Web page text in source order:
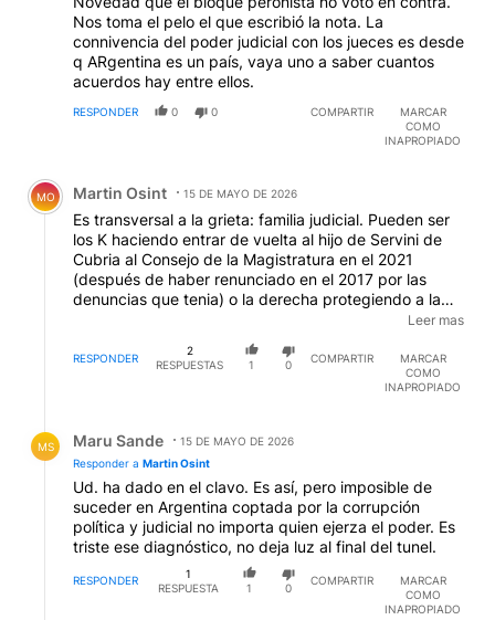
Nos toma el pelo el que escribió la nota. La
connivencia del poder judicial con los jueces es desde
q ARgentina es un país, vaya uno a saber cuantos
acuerdos hay entre ellos.
RESPONDER 0 0 COMPARTIR
MARCAR
COMO
INAPROPIADO
Comentario de Martin Osint.
MO Martin Osint 15 DE MAYO DE 2026
Es transversal a la grieta: familia judicial. Pueden ser
los K haciendo entrar de vuelta al hijo de Servini de
Cubria al Consejo de la Magistratura en el 2021
(después de haber renunciado en el 2017 por las
denuncias que tenia) o la derecha protegiendo a la
pymes familiar judicial de los Mahiques. Aquí el
sistema es presuntamente meritocrático con
examenes a cargo de un Consejo de Magistratura
integrado por los estamentos que hacen a la vida
única forma de solución que veo sería una reforma
constitucional que establezca un sistema mixto:
examen por parte del Consejo de la Magistratura con
ternas de jueces propuestos y que luego los
ciudadanos elijamos 1 de la terna ,con posibilidad de
destitución popular por referendo ("recall") si no
cumple con sus funciones (idém California). Como
nadie prevee tal mecanismo es de esperar que se
sigan dando estas cosas gobierne quien gobierne.
Leer mas
RESPONDER
2
RESPUESTAS
1 0
COMPARTIR
MARCAR
COMO
INAPROPIADO
MS Maru Sande
15 DE MAYO DE 2026
Responder a Martin Osint
Ud. ha dado en el clavo. Es así, pero imposible de
suceder en Argentina coptada por la corrupción
política y judicial no importa quien ejerza el poder. Es
triste ese diagnóstico, no deja luz al final del tunel.
RESPONDER
1
RESPUESTA
1 0
COMPARTIR
MARCAR
COMO
INAPROPIADO